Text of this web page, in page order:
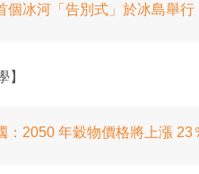
個冰河「告別式」於冰島舉
】
：2050 年穀物價格將上漲 23